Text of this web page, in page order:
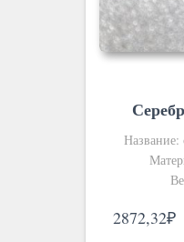
Название:
2872,32₽